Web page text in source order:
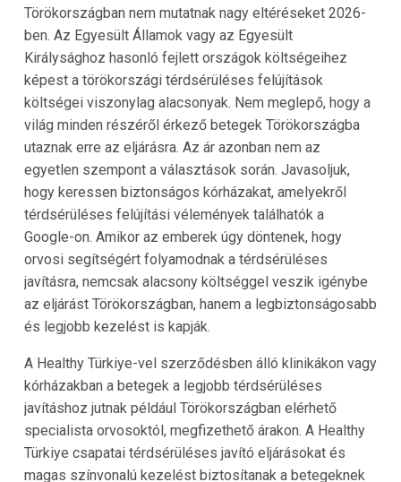
Törökországban nem mutatnak nagy eltéréseket 2026-
ben. Az Egyesült Államok vagy az Egyesült
Királysághoz hasonló fejlett országok költségeihez
képest a törökországi térdsérüléses felújítások
költségei viszonylag alacsonyak. Nem meglepő, hogy a
világ minden részéről érkező betegek Törökországba
utaznak erre az eljárásra. Az ár azonban nem az
egyetlen szempont a választások során. Javasoljuk,
hogy keressen biztonságos kórházakat, amelyekről
térdsérüléses felújítási vélemények találhatók a
Google-on. Amikor az emberek úgy döntenek, hogy
orvosi segítségért folyamodnak a térdsérüléses
javításra, nemcsak alacsony költséggel veszik igénybe
az eljárást Törökországban, hanem a legbiztonságosabb
és legjobb kezelést is kapják.
A Healthy Türkiye-vel szerződésben álló klinikákon vagy
kórházakban a betegek a legjobb térdsérüléses
javításhoz jutnak például Törökországban elérhető
specialista orvosoktól, megfizethető árakon. A Healthy
Türkiye csapatai térdsérüléses javító eljárásokat és
magas színvonalú kezelést biztosítanak a betegeknek